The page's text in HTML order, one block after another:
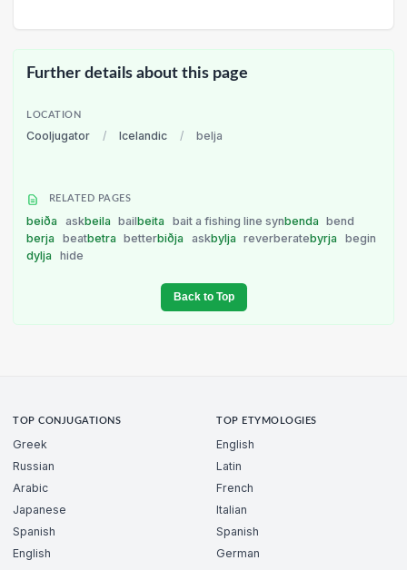
Further details about this page
LOCATION
Cooljugator / Icelandic / belja
RELATED PAGES
beiða askbeila bailbeita bait a fishing line synbenda
bend
berja
beatbetra betterbiðja askbylja reverberatebyrja
begin
dylja
hide
Back to Top
TOP CONJUGATIONS
Greek
Russian
Arabic
Japanese
Spanish
English
TOP ETYMOLOGIES
English
Latin
French
Italian
Spanish
German